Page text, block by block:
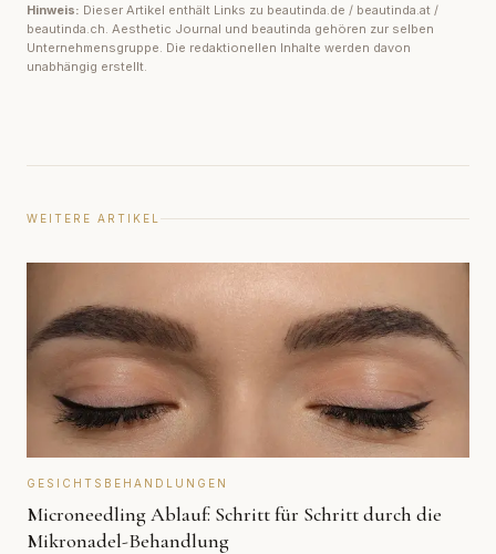
Hinweis: Dieser Artikel enthält Links zu beautinda.de / beautinda.at /
beautinda.ch. Aesthetic Journal und beautinda gehören zur selben
Unternehmensgruppe. Die redaktionellen Inhalte werden davon
unabhängig erstellt.
WEITERE ARTIKEL
GESICHTSBEHANDLUNGEN
Microneedling Ablauf: Schritt für Schritt durch die
Mikronadel-Behandlung